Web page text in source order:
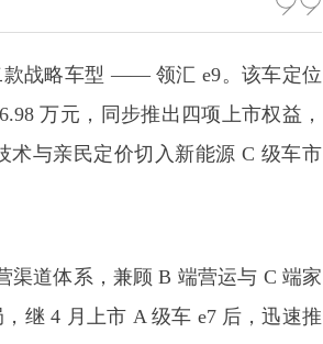
款战略车型 —— 领汇 e9。该车定位
万元，同步推出四项上市权益，
术与亲民定价切入新能源 C 级车市
渠道体系，兼顾 B 端营运与 C 端家
继 4 月上市 A 级车 e7 后，迅速推